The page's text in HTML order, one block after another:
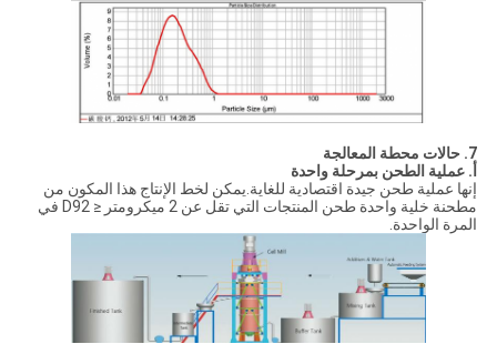
7. حالات محطة المعالجة
أ. عملية الطحن بمرحلة واحدة
إنها عملية طحن جيدة اقتصادية للغاية.يمكن لخط الإنتاج هذا المكون من
مطحنة خلية واحدة طحن المنتجات التي تقل عن 2 ميكرومتر ≤ D92 في
المرة الواحدة.